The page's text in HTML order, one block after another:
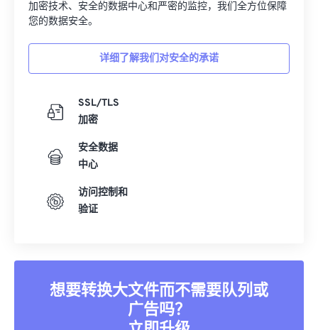
加密技术、安全的数据中心和严密的监控，我们全方位保障
您的数据安全。
详细了解我们对安全的承诺
SSL/TLS
加密
安全数据
中心
访问控制和
验证
想要转换大文件而不需要队列或
广告吗？